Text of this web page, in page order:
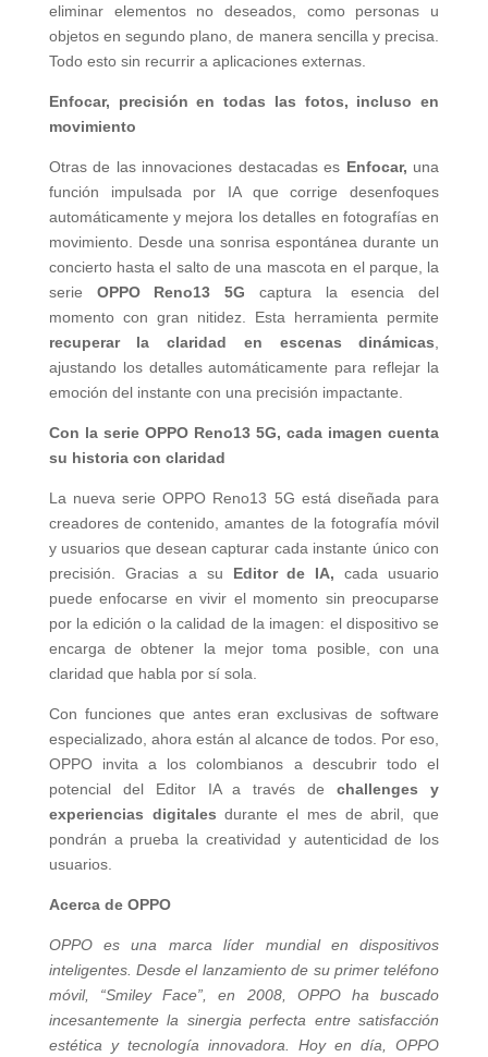
eliminar elementos no deseados, como personas u
objetos en segundo plano, de manera sencilla y precisa.
Todo esto sin recurrir a aplicaciones externas.
Enfocar, precisión en todas las fotos, incluso en
movimiento
Otras de las innovaciones destacadas es Enfocar, una
función impulsada por IA que corrige desenfoques
automáticamente y mejora los detalles en fotografías en
movimiento. Desde una sonrisa espontánea durante un
concierto hasta el salto de una mascota en el parque, la
serie OPPO Reno13 5G captura la esencia del
momento con gran nitidez. Esta herramienta permite
recuperar la claridad en escenas dinámicas
ajustando los detalles automáticamente para reflejar la
emoción del instante con una precisión impactante.
Con la serie OPPO Reno13 5G, cada imagen cuenta
su historia con claridad
La nueva serie OPPO Reno13 5G está diseñada para
creadores de contenido, amantes de la fotografía móvil
y usuarios que desean capturar cada instante único con
precisión. Gracias a su Editor de IA, cada usuario
puede enfocarse en vivir el momento sin preocuparse
por la edición o la calidad de la imagen: el dispositivo se
encarga de obtener la mejor toma posible, con una
claridad que habla por sí sola.
Con funciones que antes eran exclusivas de software
especializado, ahora están al alcance de todos. Por eso,
OPPO invita a los colombianos a descubrir todo el
potencial del Editor IA a través dechallenges y
experiencias digitales durante el mes de abril, que
pondrán a prueba la creatividad y autenticidad de los
usuarios.
Acerca de OPPO
OPPO es una marca líder mundial en dispositivos
inteligentes. Desde el lanzamiento de su primer teléfono
móvil, “Smiley Face”, en 2008, OPPO ha buscado
incesantemente la sinergia perfecta entre satisfacción
estética y tecnología innovadora. Hoy en día, OPPO